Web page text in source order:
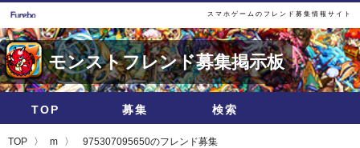
スマホゲームのフレンド募集情報サイト
モンストフレンド募集掲示板
TOP 募集 検索
TOP m 975307095650のフレンド募集